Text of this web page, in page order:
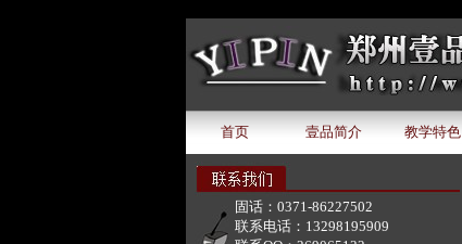
首页 壹品简介 教学特色
固话： 0371-86227502
联系电话： 13298195909